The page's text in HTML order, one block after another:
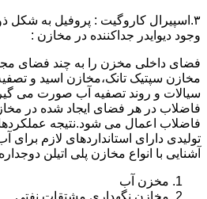
۳.اسپیرال کاروگیت : پروفیل به شکل ذوزنقه طراحی شده است.
وجود دیوایدر جداکننده در مخازن :
فضای داخلی مخزن را به چند فضای
مخازن سپتیک تانک،مخازن اسید و
سیالات و روند تصفیه آب صورت می
فاضلاب در هر فضای ایجاد شده در
فاضلاب اعمال می شود.نتیجه
تولیدی دارای استانداردهای لازم برای
آشنایی با انواع مخازن پلی اتیلن
مخزن آب
مخازن نگهداری مشتقات نفتی